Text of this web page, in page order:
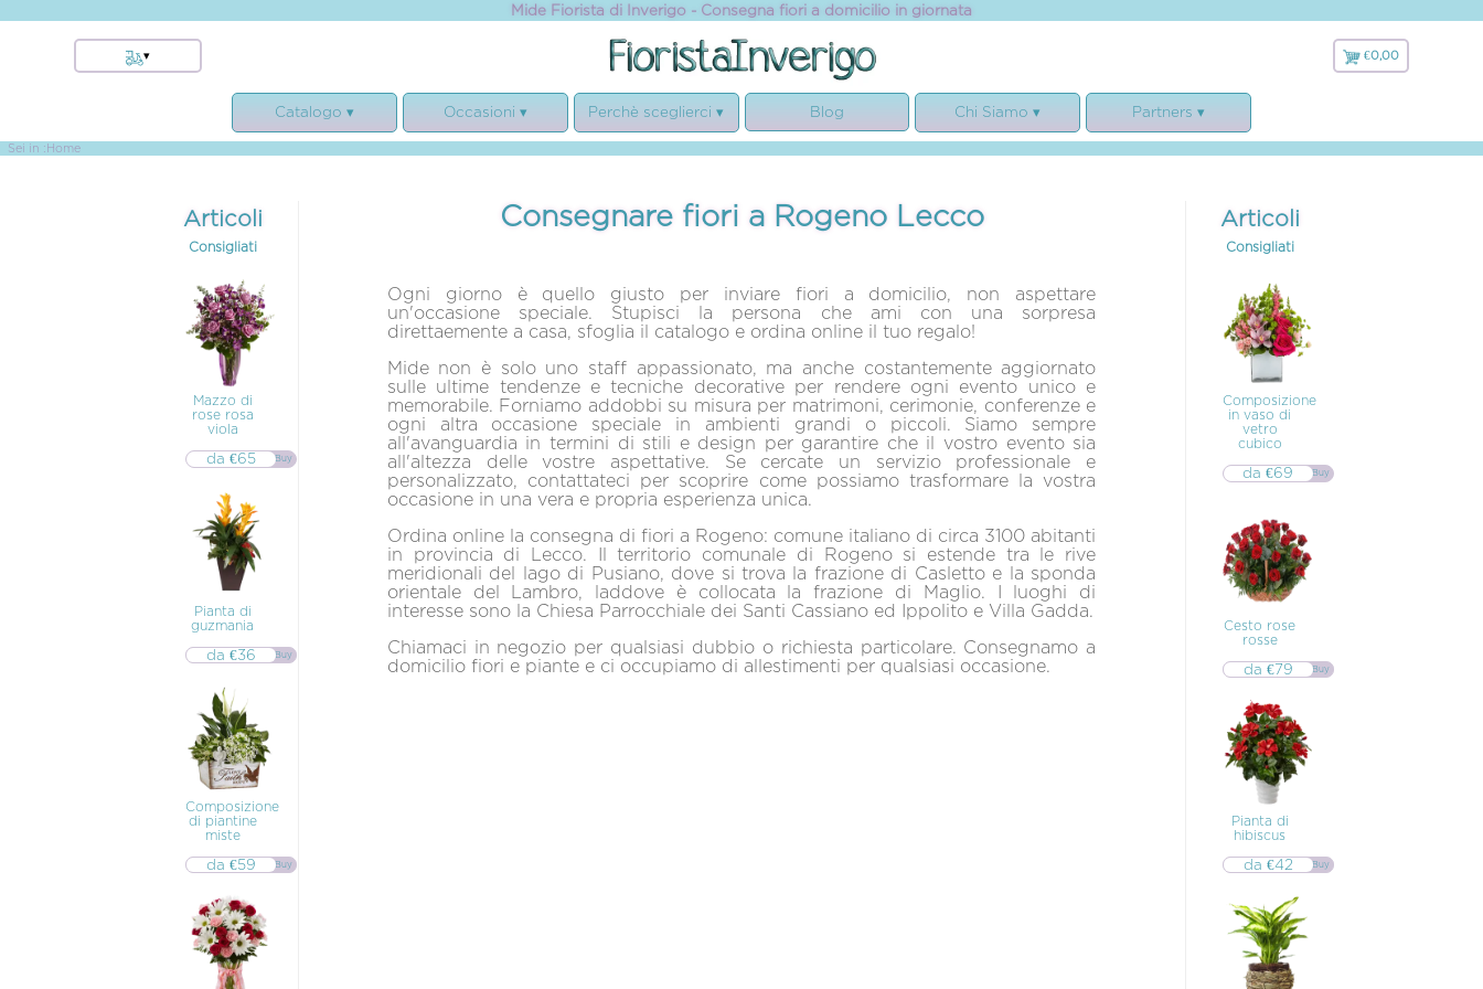
Mide Fiorista di Inverigo - Consegna fiori a domicilio in giornata
▾
Orsenigo
€0,00
€0,00
Catalogo ▾
Composizioni e Cesti
Occasioni ▾
Compleanno
Perchè sceglierci ▾
Eventi e ricorrenze
Blog Chi Siamo ▾
Note legali
Partners ▾
Sei in :Home
Articoli
Consigliati
Mazzo di
rose rosa
viola
▷▷ Buy
da €65
Pianta di
guzmania
▷▷ Buy
da €36
Composizione
di piantine
miste
▷▷ Buy
da €59
Consegnare fiori a Rogeno Lecco
Ogni giorno è quello giusto per inviare fiori a domicilio, non aspettare
un'occasione speciale. Stupisci la persona che ami con una sorpresa
direttaemente a casa, sfoglia il catalogo e ordina online il tuo regalo!
Mide non è solo uno staff appassionato, ma anche costantemente aggiornato
sulle ultime tendenze e tecniche decorative per rendere ogni evento unico e
memorabile. Forniamo addobbi su misura per matrimoni, cerimonie, conferenze e
ogni altra occasione speciale in ambienti grandi o piccoli. Siamo sempre
all'avanguardia in termini di stili e design per garantire che il vostro evento sia
all'altezza delle vostre aspettative. Se cercate un servizio professionale e
personalizzato, contattateci per scoprire come possiamo trasformare la vostra
occasione in una vera e propria esperienza unica.
Ordina online la consegna di fiori a Rogeno: comune italiano di circa 3100 abitanti
in provincia di Lecco. Il territorio comunale di Rogeno si estende tra le rive
meridionali del lago di Pusiano, dove si trova la frazione di Casletto e la sponda
orientale del Lambro, laddove è collocata la frazione di Maglio. I luoghi di
interesse sono la Chiesa Parrocchiale dei Santi Cassiano ed Ippolito e Villa Gadda.
Chiamaci in negozio per qualsiasi dubbio o richiesta particolare. Consegnamo a
domicilio fiori e piante e ci occupiamo di allestimenti per qualsiasi occasione.
Articoli
Consigliati
Composizione
in vaso di
vetro
cubico
▷▷ Buy
da €69
Cesto rose
rosse
▷▷ Buy
da €79
Pianta di
hibiscus
▷▷ Buy
da €42